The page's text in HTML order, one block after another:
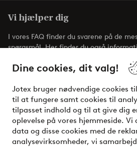
Dine cookies, dit valg!
Jotex bruger nødvendige cookies
til at fungere samt cookies til
tilpasset indhold og til at give dig
oplevelse på vores hjemmeside. Vi
data og disse cookies med de
analysevirksomheder, vi
Vi hjælper dig
I vores FAQ finder du svarene på de
spørgsmål. Her finder du også
Kundeservice Bestilling
Mine sider